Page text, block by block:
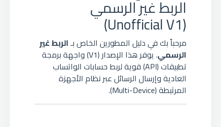
الربط غير الرسمي
(Unofficial V1)
مرحباً بك في دليل المطورين الخاص بـالربط غير
الرسمي
. يوفر هذا الإصدار (V1) واجهة برمجة
تطبيقات (API) قوية لربط حسابات الواتساب
العادية وإرسال الرسائل عبر نظام الأجهزة
المرتبطة (Multi-Device).